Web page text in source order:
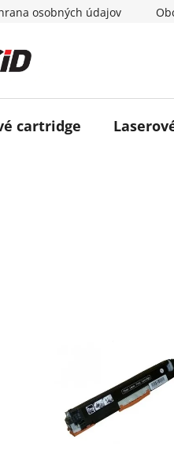
osobných údajov
cartridge